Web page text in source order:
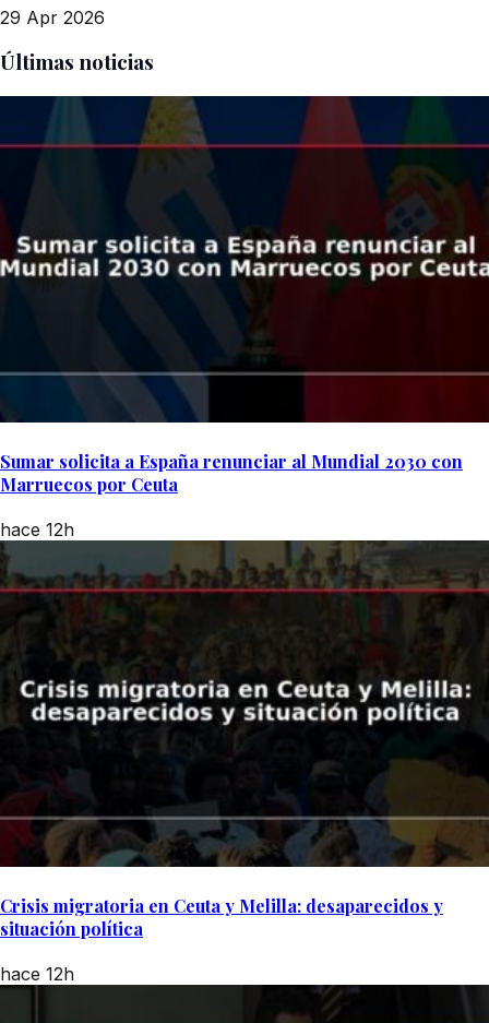
29 Apr 2026
Últimas noticias
Sumar solicita a España renunciar al Mundial 2030 con
Marruecos por Ceuta
hace 12h
Crisis migratoria en Ceuta y Melilla: desaparecidos y
situación política
hace 12h